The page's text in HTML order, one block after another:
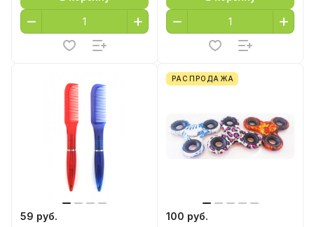
59 руб.
РАСПРОДАЖА
100 руб.